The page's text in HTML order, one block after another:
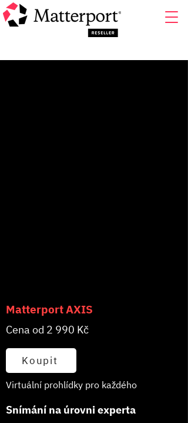
Matterport AXIS
Cena od 2 990 Kč
Koupit
Virtuální prohlídky pro každého
Snímání na úrovni experta